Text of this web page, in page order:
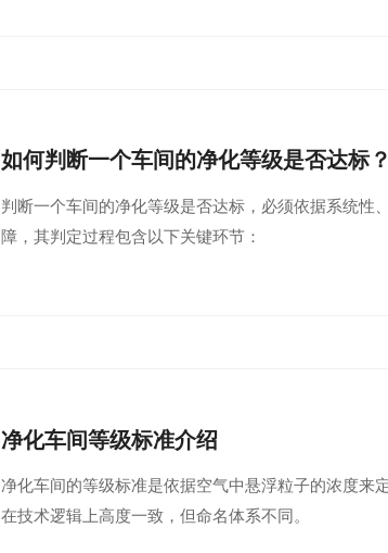
如何判断一个车间的净化等级是否达标？
判断一个车间的净化等级是否达标，必须依据‌系统性
障‌，其判定过程包含以下关键环节：
净化车间等级标准介绍
净化车间的等级标准是依据空气中悬浮粒子的浓度来
在技术逻辑上高度一致，但命名体系不同。